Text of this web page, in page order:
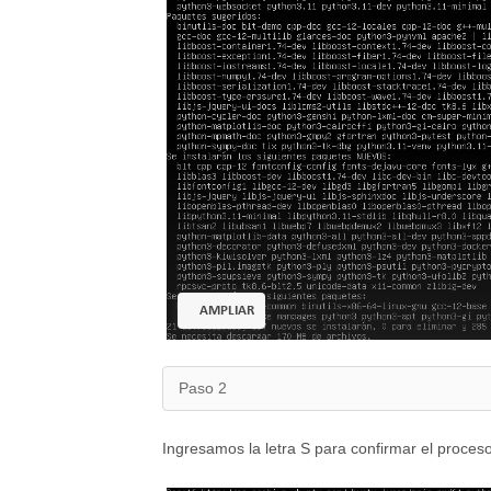
AMPLIAR
Paso 2
Ingresamos la letra S para confirmar el